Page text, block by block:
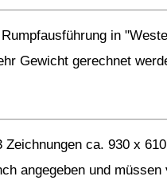
in
Gewicht gerechnet
ca. 930 x
angegeben und